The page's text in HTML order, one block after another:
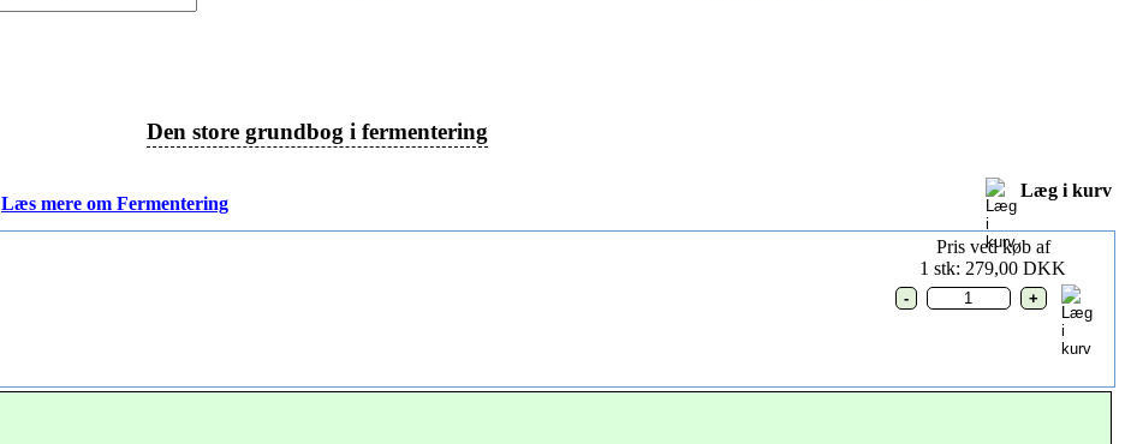
Den store grundbog i fermentering
Læs mere om Fermentering
Læg i kurv
Pris ved køb af
1 stk: 279,00 DKK